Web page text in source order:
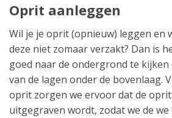
Oprit aanleggen
Wil je je oprit (opnieuw) leggen en
deze niet zomaar verzakt? Dan is
goed naar de ondergrond te
van de lagen onder de bovenlaag.
oprit zorgen we ervoor dat de
uitgegraven wordt, zodat we de